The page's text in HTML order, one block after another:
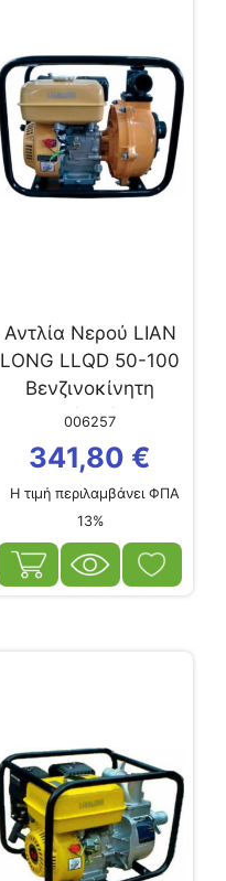
Αντλία Νερού LIAN
LONG LLQD 50-100
Βενζινοκίνητη
Υψηλής Πίεσης
006257
341,80 €
Η τιμή περιλαμβάνει ΦΠΑ
13%